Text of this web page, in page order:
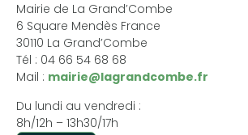
Mairie de La Grand’Combe
6 Square Mendès France
30110 La Grand’Combe
Tél : 04 66 54 68 68
Mail : mairie@lagrandcombe.fr
Du lundi au vendredi :
8h/12h – 13h30/17h